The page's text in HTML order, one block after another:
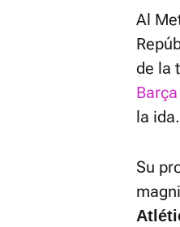
Al
de la
la ida.
Su